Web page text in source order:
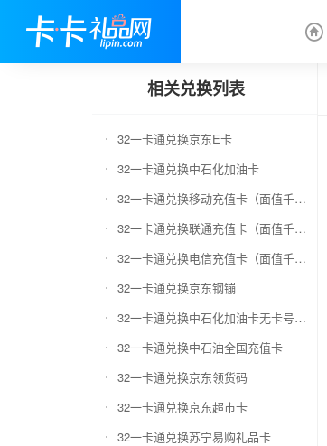

相关兑换列表
32一卡通兑换京东E卡
32一卡通兑换中石化加油卡
32一卡通兑换移动充值卡（面值千万别选错）
32一卡通兑换联通充值卡（面值千万别选错）
32一卡通兑换电信充值卡（面值千万别选错）
32一卡通兑换京东钢镚
32一卡通兑换中石化加油卡无卡号（面值千万别选错）
32一卡通兑换中石油全国充值卡
32一卡通兑换京东领货码
32一卡通兑换京东超市卡
32一卡通兑换苏宁易购礼品卡